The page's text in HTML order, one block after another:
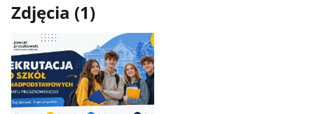
Zdjęcia (1)